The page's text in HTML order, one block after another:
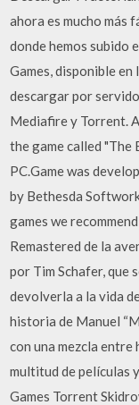
ahora es mucho más
donde hemos subido
Games, disponible
descargar por
Mediafire y Torrent.
the game called "The
PC.Game was
by Bethesda
games we
Remastered de la
por Tim Schafer, que
devolverla a la vida
historia de Manuel
con una mezcla entre
multitud de películas
Games Torrent